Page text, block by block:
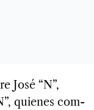
José “N”,
quie­nes com­